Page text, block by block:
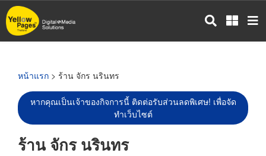
ข้าม
ไป
หน้าแรก > ร้าน จักร นรินทร
หากคุณเป็นเจ้าของกิจการนี้ ติดต่อรับส่วนลดพิเศษ! เพื่อจัด
ทำเว็บไซต์
ร้าน จักร นรินทร